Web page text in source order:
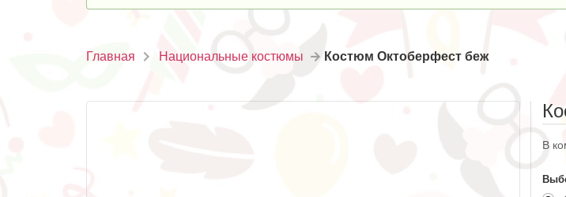
Главная Национальные костюмы Костюм Октоберфест беж
В